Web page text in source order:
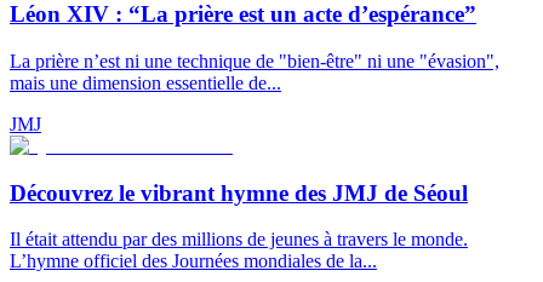
Léon XIV : “La prière est un acte d’espérance”
La prière n’est ni une technique de "bien-être" ni une "évasion",
mais une dimension essentielle de...
JMJ
Découvrez le vibrant hymne des JMJ de Séoul
Il était attendu par des millions de jeunes à travers le monde.
L’hymne officiel des Journées mondiales de la...